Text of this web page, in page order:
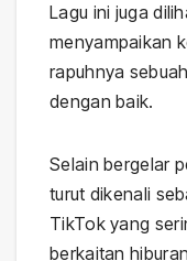
Lagu ini juga
menyampaikan
rapuhnya
dengan baik.
Selain bergelar
turut dikenali
TikTok yang
berkaitan